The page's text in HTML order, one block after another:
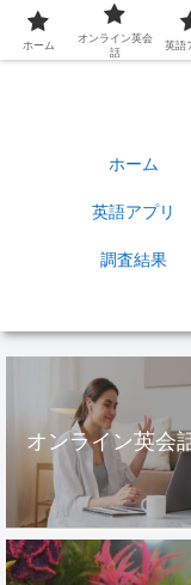
ホーム
英語アプリ
調査結果
オンライン英会
ホーム
オンライン英会
話
英語